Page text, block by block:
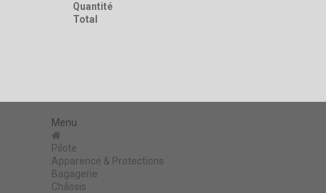
Quantité
Total
Menu
Pilote
Apparence & Protections
Bagagerie
Châssis